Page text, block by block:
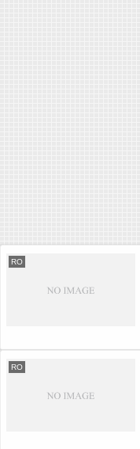
RO
RO